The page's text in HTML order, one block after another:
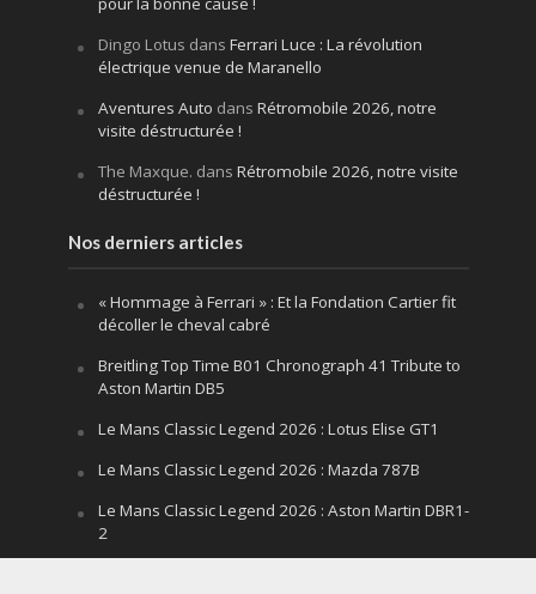
Dingo Lotus dans Ferrari Luce : La révolution
électrique venue de Maranello
Aventures Auto dans Rétromobile 2026, notre
visite déstructurée !
The Maxque. dans Rétromobile 2026, notre visite
déstructurée !
Nos derniers articles
« Hommage à Ferrari » : Et la Fondation Cartier fit
décoller le cheval cabré
Breitling Top Time B01 Chronograph 41 Tribute to
Aston Martin DB5
Le Mans Classic Legend 2026 : Lotus Elise GT1
Le Mans Classic Legend 2026 : Mazda 787B
Le Mans Classic Legend 2026 : Aston Martin DBR1-
2